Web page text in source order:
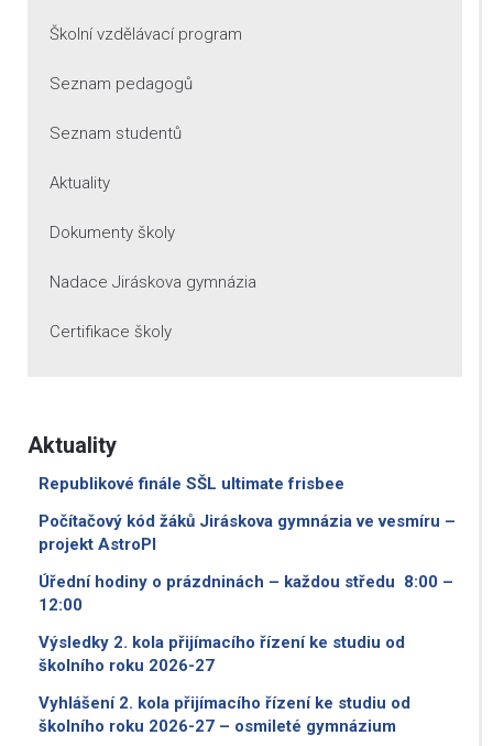
Školní vzdělávací program
Seznam pedagogů
Seznam studentů
Aktuality
Dokumenty školy
Nadace Jiráskova gymnázia
Certifikace školy
Aktuality
Republikové finále SŠL ultimate frisbee
Počítačový kód žáků Jiráskova gymnázia ve vesmíru –
projekt AstroPI
Úřední hodiny o prázdninách – každou středu 8:00 –
12:00
Výsledky 2. kola přijímacího řízení ke studiu od
školního roku 2026-27
Vyhlášení 2. kola přijímacího řízení ke studiu od
školního roku 2026-27 – osmileté gymnázium